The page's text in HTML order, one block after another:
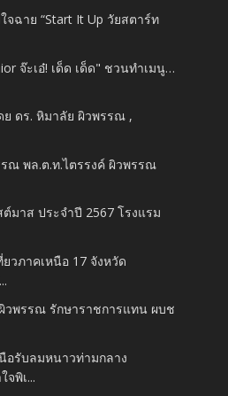
จฉาย “Start It Up วัยสตาร์ท
จ๊ะเอ๋! เด็ด เด็ด" ชวนทำเมนู…
ดร. หิมาลัย ผิวพรรณ ,
ณ พล.ต.ท.ไตรรงค์ ผิวพรรณ
มาส ประจำปี 2567 โรงแรม
ยวภาคเหนือ 17 จังหวัด
วพรรณ รักษาราชการแทน ผบช
อรับลมหนาวท่ามกลาง
จพิเ...